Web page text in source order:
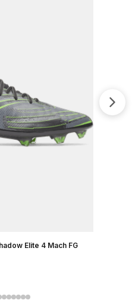
Elite 4 Mach FG